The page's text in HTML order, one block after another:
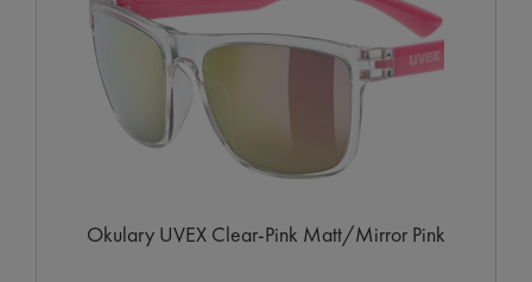
Okulary UVEX Clear-Pink Matt/Mirror Pink